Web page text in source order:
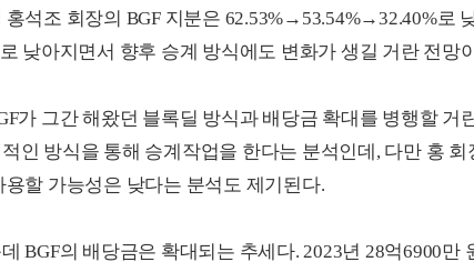
홍석조 회장의 BGF 지분은 62.53%→53.54%→32.40%로
낮아지면서 향후 승계 방식에도 변화가 생길 거란 전망
가 그간 해왔던 블록딜 방식과 배당금 확대를 병행할 거
인 방식을 통해 승계작업을 한다는 분석인데, 다만 홍
용할 가능성은 낮다는 분석도 제기된다.
BGF의 배당금은 확대되는 추세다. 2023년 28억6900만